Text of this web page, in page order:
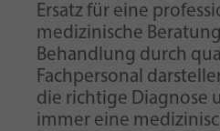
Ersatz für eine
medizinische
Behandlung durch
Fachpersonal
die richtige Diagnose
immer eine